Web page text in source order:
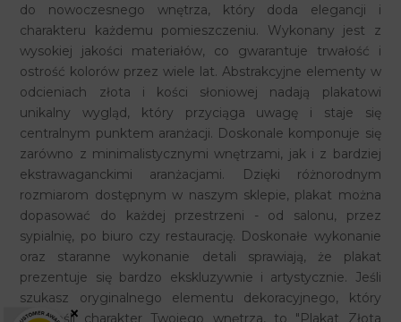
do nowoczesnego wnętrza, który doda elegancji i
charakteru każdemu pomieszczeniu. Wykonany jest z
wysokiej jakości materiałów, co gwarantuje trwałość i
ostrość kolorów przez wiele lat. Abstrakcyjne elementy w
odcieniach złota i kości słoniowej nadają plakatowi
unikalny wygląd, który przyciąga uwagę i staje się
centralnym punktem aranżacji. Doskonale komponuje się
zarówno z minimalistycznymi wnętrzami, jak i z bardziej
ekstrawaganckimi aranżacjami. Dzięki różnorodnym
rozmiarom dostępnym w naszym sklepie, plakat można
dopasować do każdej przestrzeni - od salonu, przez
sypialnię, po biuro czy restaurację. Doskonałe wykonanie
oraz staranne wykonanie detali sprawiają, że plakat
prezentuje się bardzo ekskluzywnie i artystycznie. Jeśli
szukasz oryginalnego elementu dekoracyjnego, który
podkreśli charakter Twojego wnętrza, to "Plakat Złota
×